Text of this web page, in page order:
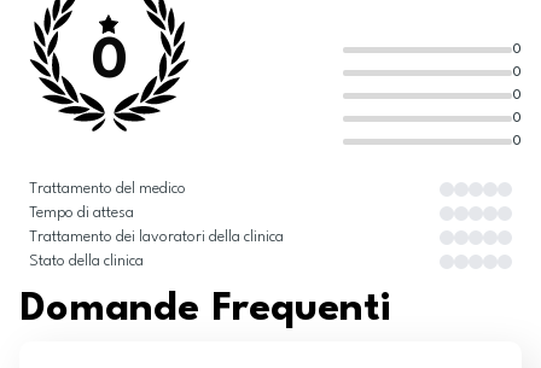
0
0
0
0
0
0
Trattamento del medico
Tempo di attesa
Trattamento dei lavoratori della clinica
Stato della clinica
Domande Frequenti